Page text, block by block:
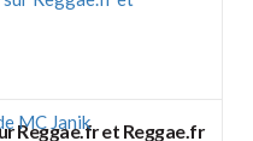
Reggae.fr et Reggae.fr